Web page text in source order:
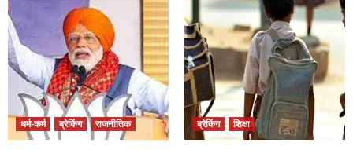
धर्म-कर्म ब्रेकिंग राजनीतिक ब्रेकिंग शिक्षा